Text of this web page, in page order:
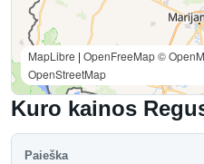
Kuro kainos
Paieška
MapLibre | OpenFreeMap©
OpenStreetMap